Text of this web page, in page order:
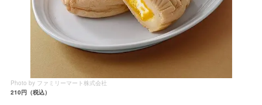
Photo by ファミリーマート株式会社
210円（税込）